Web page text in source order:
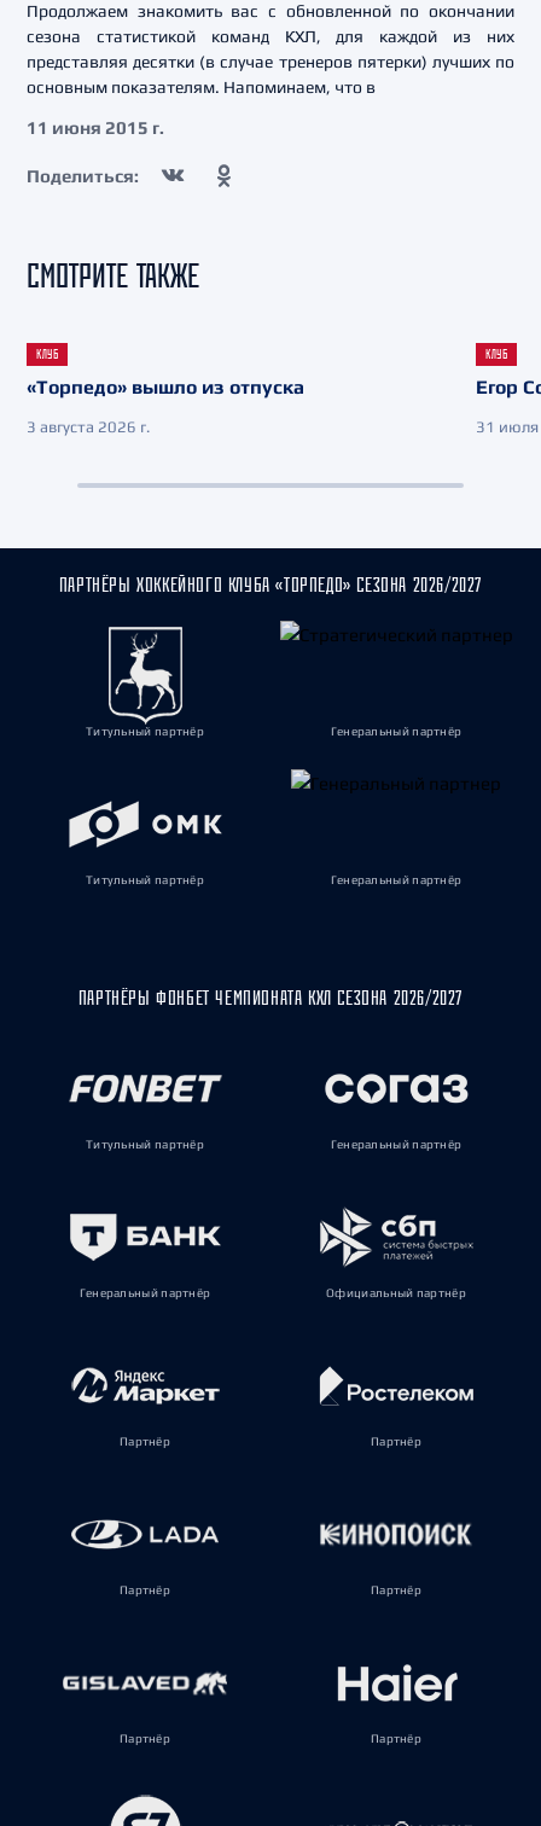
Продолжаем знакомить вас с обновленной по окончании
сезона статистикой команд КХЛ, для каждой из них
представляя десятки (в случае тренеров пятерки) лучших по
основным показателям. Напоминаем, что в
11 июня 2015 г.
Поделиться:
СМОТРИТЕ ТАКЖЕ
КЛУБ
«Торпедо» вышло из отпуска
3 августа 2026 г.
КЛУБ
Егор
31 июля
ПАРТНЁРЫ ХОККЕЙНОГО КЛУБА «ТОРПЕДО» СЕЗОНА 2026/2027
Титульный партнёр Генеральный партнёр
Титульный партнёр Генеральный партнёр
ПАРТНЁРЫ ФОНБЕТ ЧЕМПИОНАТА КХЛ СЕЗОНА 2026/2027
Титульный партнёр Генеральный партнёр
Генеральный партнёр Официальный партнёр
Партнёр Партнёр
Партнёр Партнёр
Партнёр Партнёр